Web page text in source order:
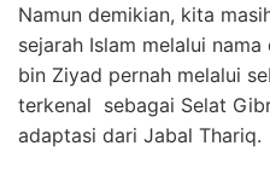
Namun demikian, kita
sejarah Islam melalui
bin Ziyad pernah melalui
terkenal sebagai Selat
adaptasi dari Jabal Thariq.